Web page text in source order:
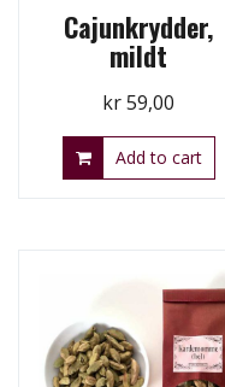
Cajunkrydder,
mildt
kr59,00
Add to cart